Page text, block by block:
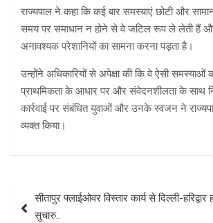
राज्यपाल ने कहा कि कई बार समस्याएं छोटी और
समय पर समाधान न होने से वे जटिल रूप ले लेती हैं
अनावश्यक परेशानियों का सामना करना पड़ता है।
उन्होंने अधिकारियों से अपेक्षा की कि वे ऐसी समस्याओं
प्राथमिकता के आधार पर और संवेदनशीलता के साथ
कार्रवाई पर संबंधित युवाओं और उनके स्वजन ने
व्यक्त किया।
navigation
सीतापुर फ्लाईओवर विस्तार कार्य से दिल्ली-हरिद्वार
सुचारु..